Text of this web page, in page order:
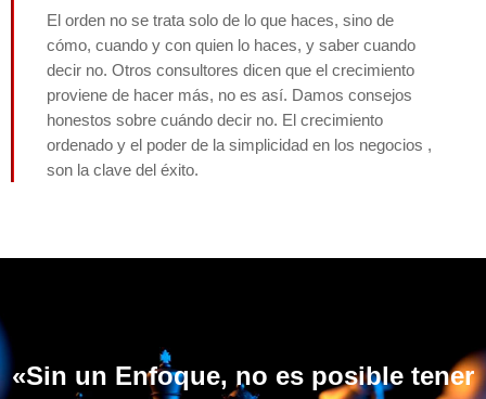
El orden no se trata solo de lo que haces, sino de
cómo, cuando y con quien lo haces, y saber cuando
decir no. Otros consultores dicen que el crecimiento
proviene de hacer más, no es así. Damos consejos
honestos sobre cuándo decir no. El crecimiento
ordenado y el poder de la simplicidad en los negocios ,
son la clave del éxito.
«Sin un Enfoque, no es posible tener